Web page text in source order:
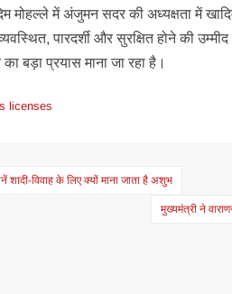
मोहल्ले में अंजुमन सदर की अध्यक्षता में
पारदर्शी और सुरक्षित होने की
बड़ा प्रयास माना जा रहा है।
licenses
शादी-विवाह के लिए क्यों माना जाता है अशुभ
मुख्यमंत्री ने